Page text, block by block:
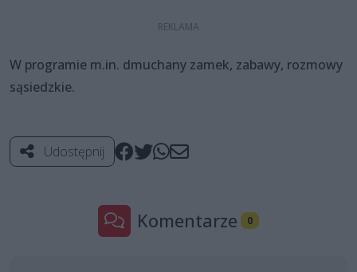
W programie m.in. dmuchany zamek, zabawy, rozmowy
sąsiedzkie.
Udostępnij
Komentarze 0